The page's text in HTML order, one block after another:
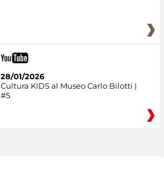
28/01/2026
Cultura KIDS al Museo Carlo Bilotti |
#5